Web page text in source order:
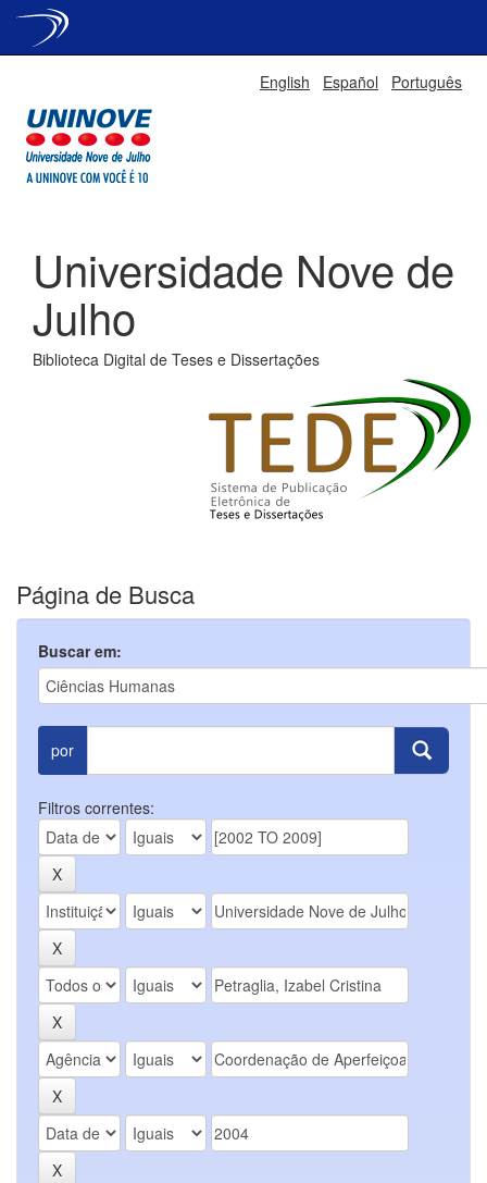
English Español Português
Universidade Nove de
Julho
Biblioteca Digital de Teses e Dissertações
Página de Busca
Buscar em:
por
Filtros correntes: